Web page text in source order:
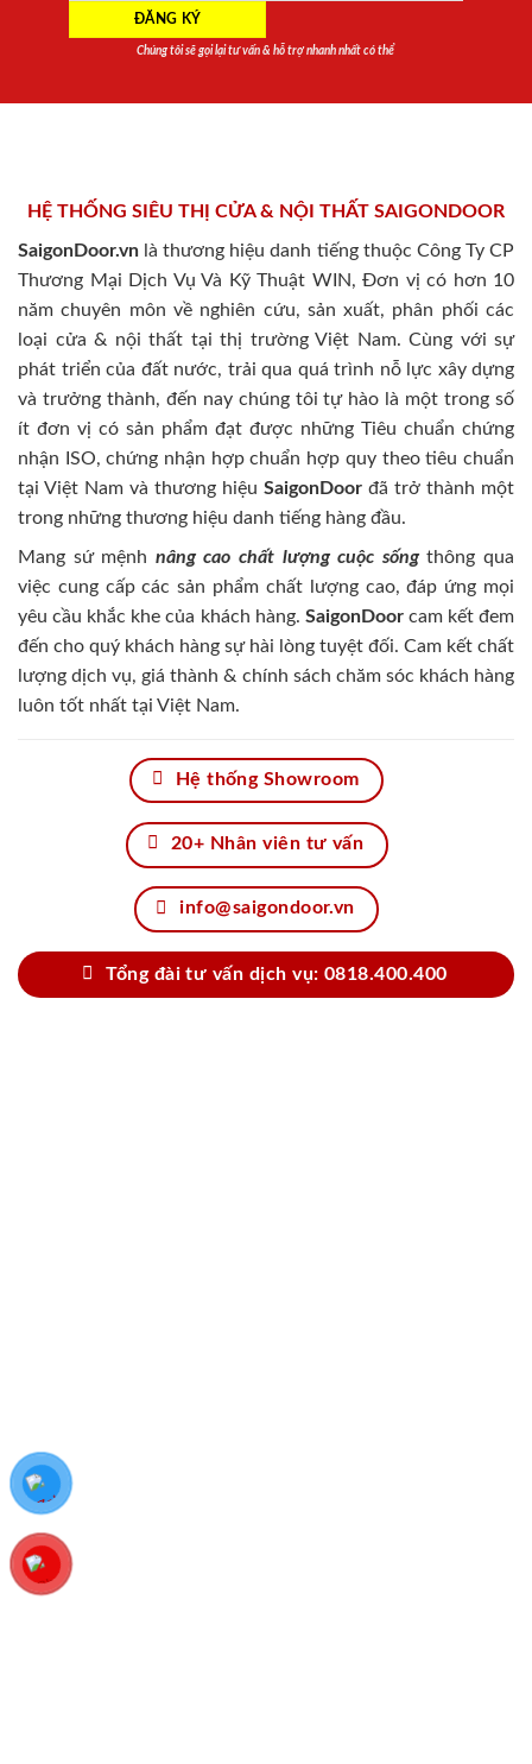
Chúng tôi sẽ gọi lại tư vấn & hỗ trợ nhanh nhất có thể
HỆ THỐNG SIÊU THỊ CỬA & NỘI THẤT SAIGONDOOR
SaigonDoor.vn là thương hiệu danh tiếng thuộc Công Ty CP
Thương Mại Dịch Vụ Và Kỹ Thuật WIN, Đơn vị có hơn 10
năm chuyên môn về nghiên cứu, sản xuất, phân phối các
loại cửa & nội thất tại thị trường Việt Nam. Cùng với sự
phát triển của đất nước, trải qua quá trình nỗ lực xây dựng
và trưởng thành, đến nay chúng tôi tự hào là một trong số
ít đơn vị có sản phẩm đạt được những Tiêu chuẩn chứng
nhận ISO, chứng nhận hợp chuẩn hợp quy theo tiêu chuẩn
tại Việt Nam và thương hiệu SaigonDoor đã trở thành một
trong những thương hiệu danh tiếng hàng đầu.
Mang sứ mệnh nâng cao chất lượng cuộc sốngthông qua
việc cung cấp các sản phẩm chất lượng cao, đáp ứng mọi
yêu cầu khắc khe của khách hàng. SaigonDoorcam kết đem
đến cho quý khách hàng sự hài lòng tuyệt đối. Cam kết chất
lượng dịch vụ, giá thành & chính sách chăm sóc khách hàng
luôn tốt nhất tại Việt Nam.
Hệ thống Showroom
20+ Nhân viên tư vấn
info@saigondoor.vn
Tổng đài tư vấn dịch vụ: 0818.400.400